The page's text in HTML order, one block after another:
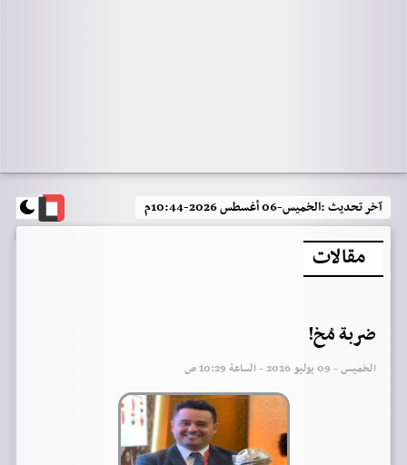
آخر تحديث :الخميس-06 أغسطس 2026-10:44م
مقالات
ضربة مُخ!
الخميس - 09 يوليو 2026 - الساعة 10:29 ص